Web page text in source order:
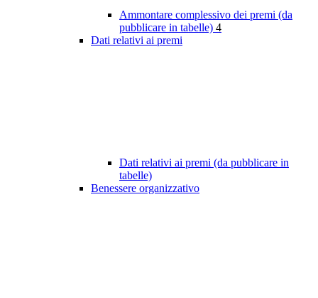
Ammontare complessivo dei premi (da
pubblicare in tabelle) 4
Dati relativi ai premi
Dati relativi ai premi (da pubblicare in
tabelle)
Benessere organizzativo